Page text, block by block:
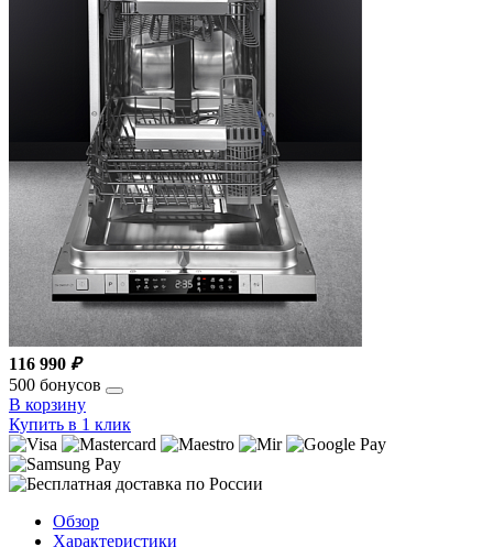
116 990 ₽
500 бонусов
В корзину
Купить в 1 клик
Обзор
Характеристики